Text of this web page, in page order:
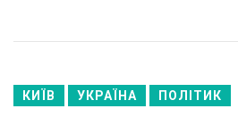
КИЇВ УКРАЇНА ПОЛІТИК